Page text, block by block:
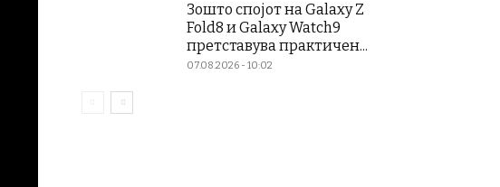
Зошто спојот на Galaxy Z
Fold8 и Galaxy Watch9
претставува практичен...
07.08.2026 - 10:02